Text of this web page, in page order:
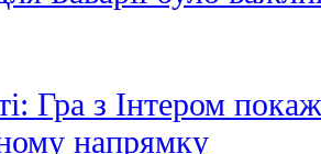
Гра з Інтером
напрямку